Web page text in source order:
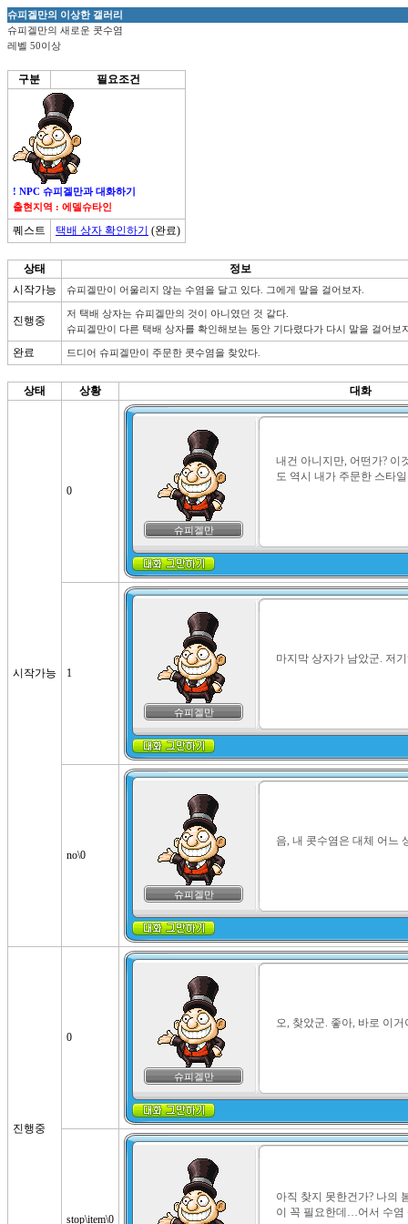
슈피겔만의 이상한 갤러리
슈피겔만의 새로운 콧수염
레벨 50이상
구분 필요조건
! NPC 슈피겔만과 대화하기
출현지역 : 에델슈타인
퀘스트 택배 상자 확인하기 (완료)
상태
정보
시작가능
슈피겔만이 어울리지 않는 수염을 달고 있다. 그에게 말을 걸어보자.
진행중
저 택배 상자는 슈피겔만의 것이 아니였던 것 같다.
완료 드디어 슈피겔만이 주문한 콧수염을 찾았다.
상태 상황 대화
시작가능
0
슈피겔만
내건 아니지만, 어떤가? 이
도 역시 내가 주문한 스타
1
슈피겔만
마지막 상자가 남았군. 저
no\0
슈피겔만
음, 내 콧수염은 대체 어느
진행중
0
슈피겔만
오, 찾았군. 좋아, 바로 이
stop\item\0
아직 찾지 못한건가? 나의
이 꼭 필요한데…어서 수염